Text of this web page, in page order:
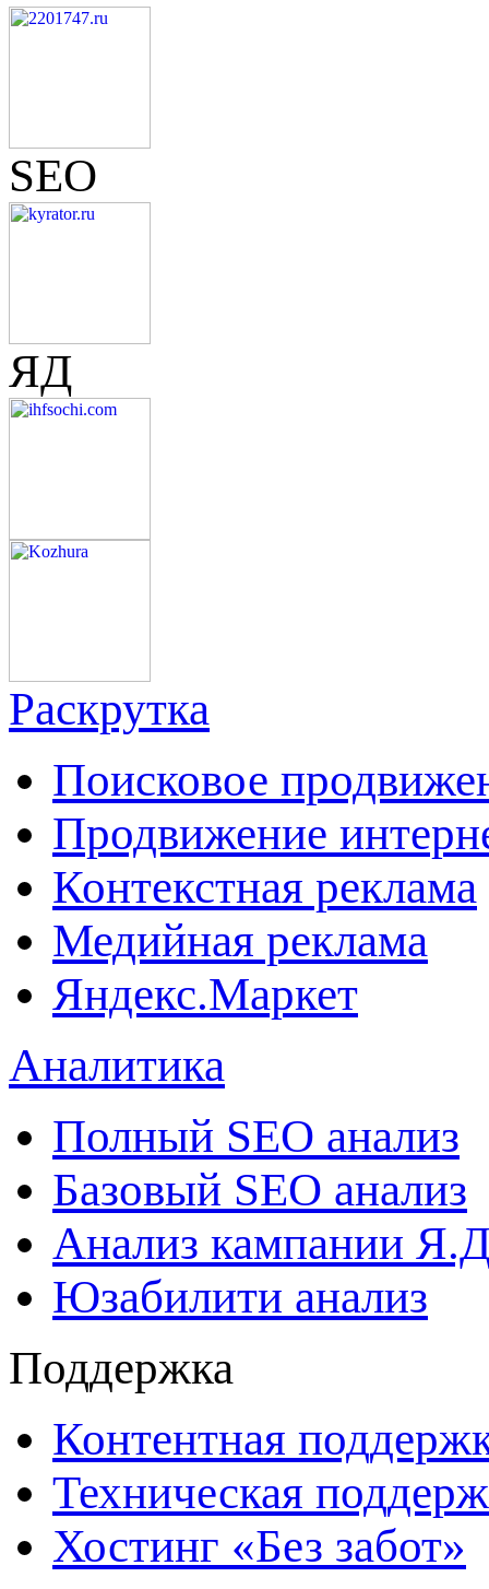
SEO
ЯД
Раскрутка
Поисковое
Продвижение
Контекстная реклама
Медийная реклама
Яндекс.Маркет
Аналитика
Полный SEO анализ
Базовый SEO анализ
Анализ кампании
Юзабилити анализ
Поддержка
Контентная
Техническая
Хостинг «Без забот»